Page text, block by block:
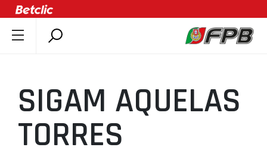
ÚLTIMAS
COMPETIÇÕES
ASSOCIAÇÕES
SIGAM AQUELAS
TORRES